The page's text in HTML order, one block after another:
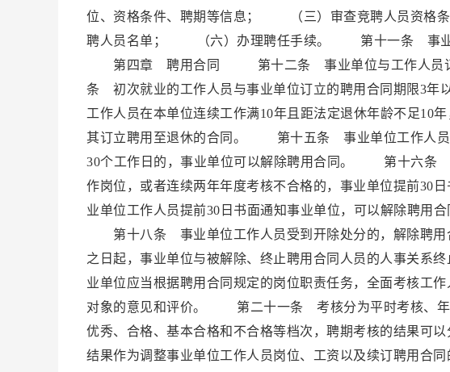
位、资格条件、聘期等信息； （三）审查竞聘人员资
聘人员名单； （六）办理聘任手续。 第十一条 事业单
第四章 聘用合同 第十二条 事业单位与工作人员订
条 初次就业的工作人员与事业单位订立的聘用合同期限
工作人员在本单位连续工作满10年且距法定退休年龄不足10
其订立聘用至退休的合同。 第十五条 事业单位工作人员
30个工作日的，事业单位可以解除聘用合同。 第十六条
作岗位，或者连续两年年度考核不合格的，事业单位提前
业单位工作人员提前30日书面通知事业单位，可以解除聘用
第十八条 事业单位工作人员受到开除处分的，解除聘
之日起，事业单位与被解除、终止聘用合同人员的人
业单位应当根据聘用合同规定的岗位职责任务，全面考核工
对象的意见和评价。 第二十一条 考核分为平时考核、
优秀、合格、基本合格和不合格等档次，聘期考核的结果
结果作为调整事业单位工作人员岗位、工资以及续订聘用